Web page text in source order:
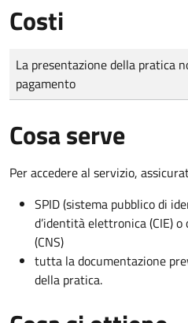
Costi
Tipo di pagamento
Importo
La presentazione della pratica
pagamento
Cosa serve
Per accedere al servizio,
SPID (sistema pubblico di
d’identità elettronica (CIE)
(CNS)
tutta la documentazione
della pratica.